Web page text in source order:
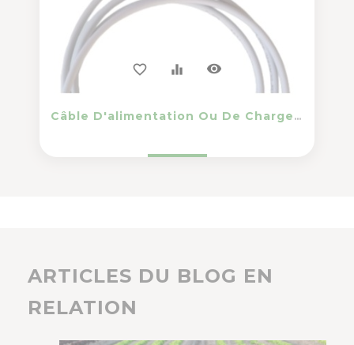
favorite_border equalizer visibility
Câble D'alimentation Ou De Charge 10 Mètres
ARTICLES DU BLOG EN
RELATION